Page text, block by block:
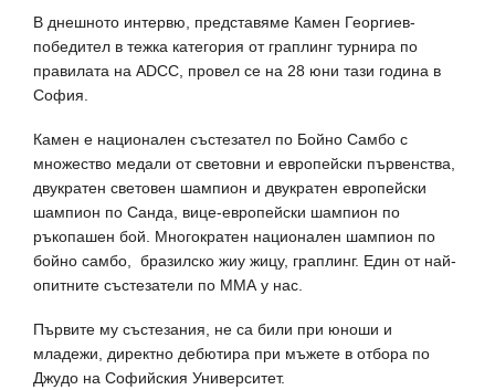
В днешното интервю, представяме Камен Георгиев-
победител в тежка категория от граплинг турнира по
правилата на ADCC, провел се на 28 юни тази година в
София.
Камен е национален състезател по Бойно Самбо с
множество медали от световни и европейски първенства,
двукратен световен шампион и двукратен европейски
шампион по Санда, вице-европейски шампион по
ръкопашен бой. Многократен национален шампион по
бойно самбо, бразилско жиу жицу, граплинг. Един от най-
опитните състезатели по ММА у нас.
Първите му състезания, не са били при юноши и
младежи, директно дебютира при мъжете в отбора по
Джудо на Софийския Университет.